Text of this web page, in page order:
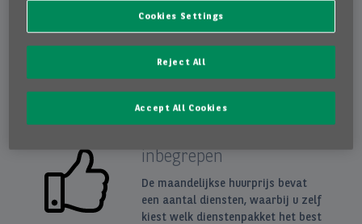
Gemoedsrust
Wij zorgen voor alles, zodat u met
een gerust hart de baan op kan.
Een dienstenpakket
inbegrepen
De maandelijkse huurprijs bevat
een aantal diensten, waarbij u zelf
kiest welk dienstenpakket het best
Cookies Settings
Reject All
Accept All Cookies